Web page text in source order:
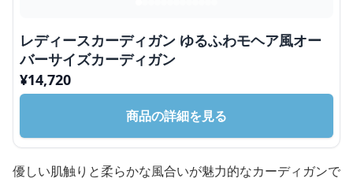
レディースカーディガン ゆるふわモヘア風オー
バーサイズカーディガン
¥14,720
商品の詳細を見る
優しい肌触りと柔らかな風合いが魅力的なカーディガンで